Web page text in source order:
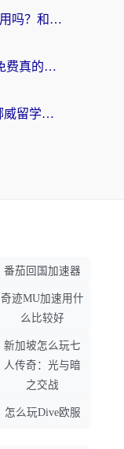
海外党纠结？快帆TV版VPN好用吗？和扇贝手游VPN对比哪个回国效果更好？
海外党必看：免费加速器永久免费真的存在吗？教你选对回国加速器无缝刷国内资源
ChickCN和夏时国际好用吗？挪威留学生亲测3款回国加速器，附穿梭和加速喵对比指南
番茄回国加速器
奇迹MU加速用什
么比较好
新加坡怎么玩七
人传奇：光与暗
之交战
怎么玩Dive欧服